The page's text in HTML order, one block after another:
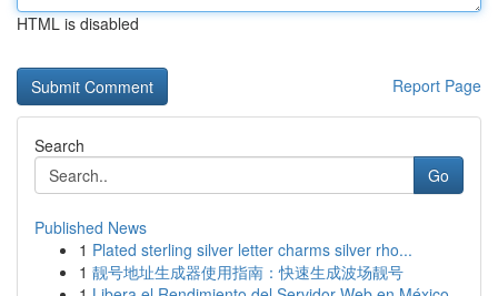
HTML is disabled
Report Page
Search
Go
Published News
1 Plated sterling silver letter charms silver rho...
1 靓号地址生成器使用指南：快速生成波场靓号